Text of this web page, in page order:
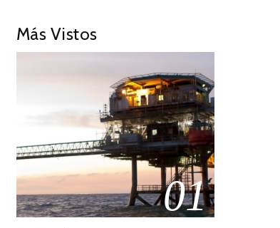
Más Vistos
01